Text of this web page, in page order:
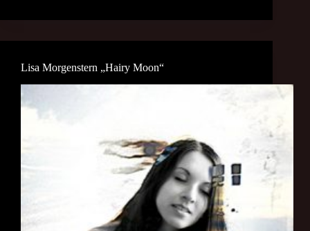
Lisa Morgenstern „Hairy Moon“